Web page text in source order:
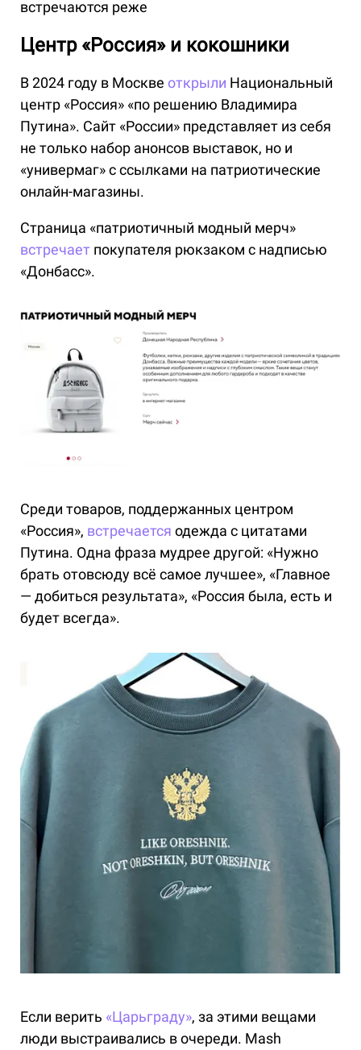
встречаются реже
Центр «Россия» и кокошники
В 2024 году в Москве открыли Национальный
центр «Россия» «по решению Владимира
Путина». Сайт «России» представляет из себя
не только набор анонсов выставок, но и
«универмаг» с ссылками на патриотические
онлайн-магазины.
Страница «патриотичный модный мерч»
встречает покупателя рюкзаком с надписью
«Донбасс».
Среди товаров, поддержанных центром
«Россия», встречается одежда с цитатами
Путина. Одна фраза мудрее другой: «Нужно
брать отовсюду всё самое лучшее», «Главное
— добиться результата», «Россия была, есть и
будет всегда».
Если верить «Царьграду», за этими вещами
люди выстраивались в очереди. Mash